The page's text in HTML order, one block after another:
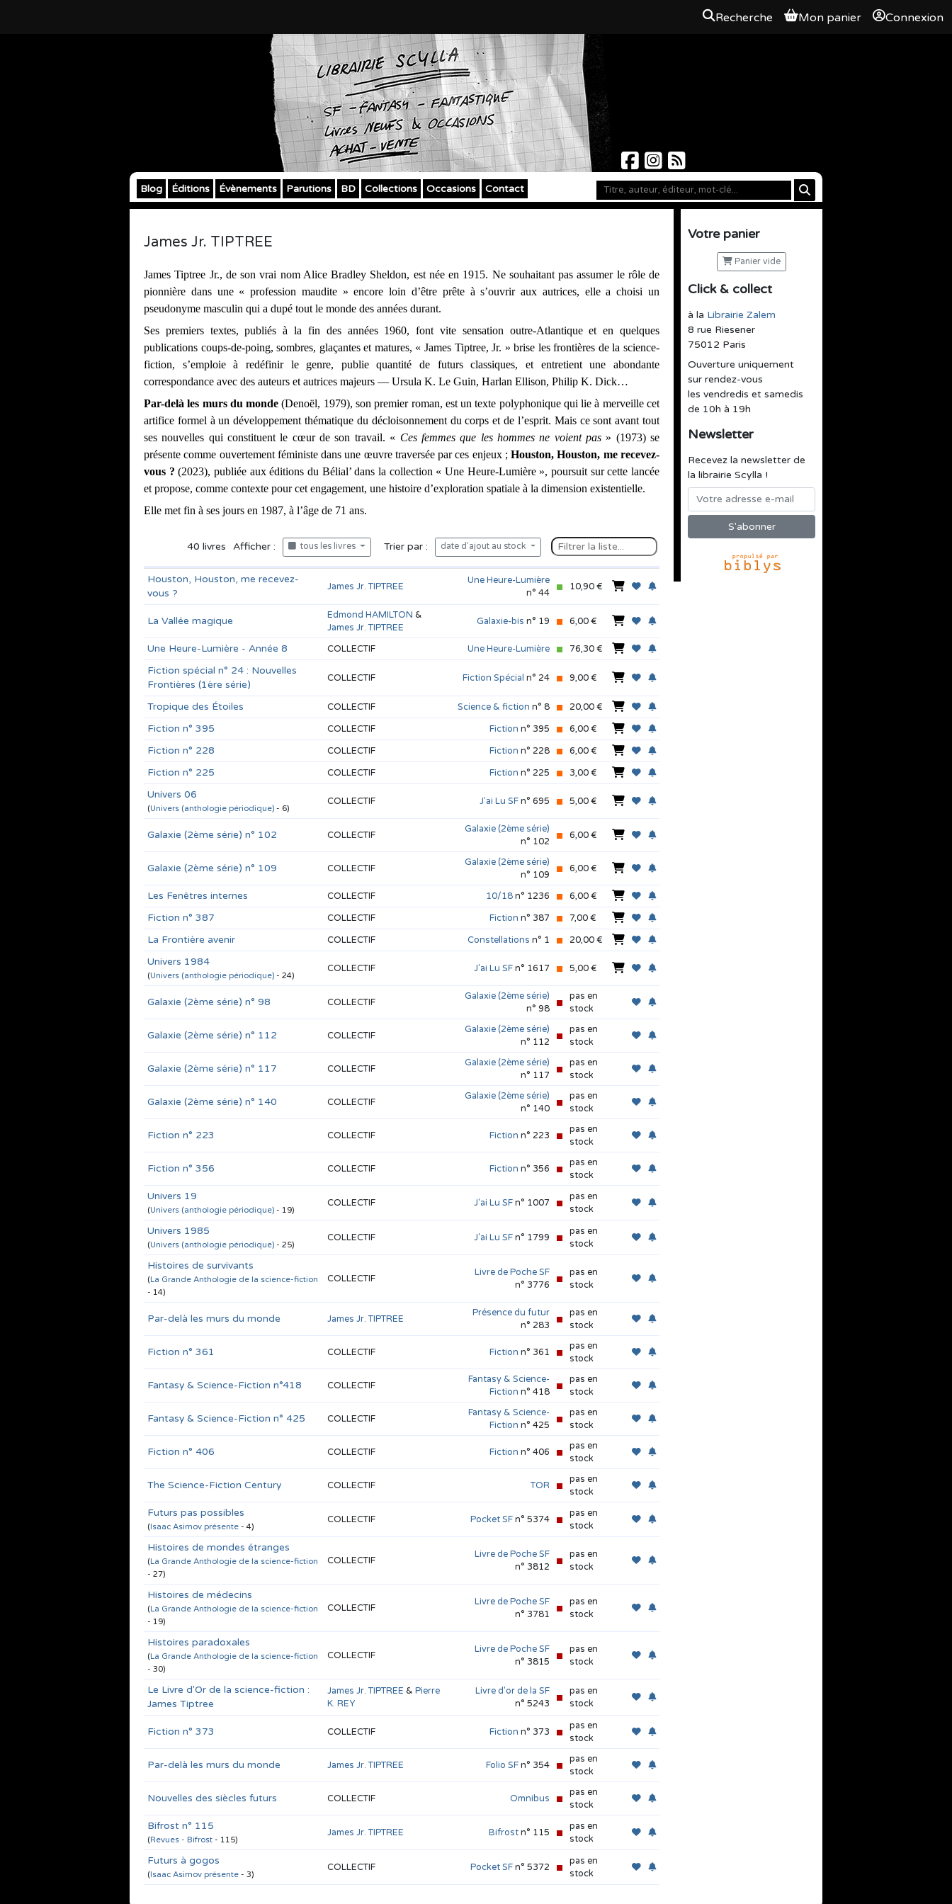
Recherche Mon panier Connexion
Blog Éditions Évènements Parutions BD Collections Occasions Contact
Votre panier
Panier vide
Click & collect
à la Librairie Zalem
8 rue Riesener
75012 Paris
Ouverture uniquement
sur rendez-vous
les vendredis et samedis
de 10h à 19h
Newsletter
Recevez la newsletter de
la librairie Scylla !
James Jr. TIPTREE
James Tiptree Jr., de son vrai nom Alice Bradley Sheldon, est née en 1915. Ne souhaitant pas assumer le rôle de
pionnière dans une « profession maudite » encore loin d’être prête à s’ouvrir aux autrices, elle a choisi un
pseudonyme masculin qui a dupé tout le monde des années durant.
Ses premiers textes, publiés à la fin des années 1960, font vite sensation outre-Atlantique et en quelques
publications coups-de-poing, sombres, glaçantes et matures, « James Tiptree, Jr. » brise les frontières de la science-
fiction, s’emploie à redéfinir le genre, publie quantité de futurs classiques, et entretient une abondante
correspondance avec des auteurs et autrices majeurs — Ursula K. Le Guin, Harlan Ellison, Philip K. Dick…
Par-delà les murs du monde (Denoël, 1979), son premier roman, est un texte polyphonique qui lie à merveille cet
artifice formel à un développement thématique du décloisonnement du corps et de l’esprit. Mais ce sont avant tout
ses nouvelles qui constituent le cœur de son travail. « Ces femmes que les hommes ne voient pas » (1973) se
présente comme ouvertement féministe dans une œuvre traversée par ces enjeux ; Houston, Houston, me recevez-
vous ? (2023), publiée aux éditions du Bélial’ dans la collection « Une Heure-Lumière », poursuit sur cette lancée
et propose, comme contexte pour cet engagement, une histoire d’exploration spatiale à la dimension existentielle.
Elle met fin à ses jours en 1987, à l’âge de 71 ans.
40 livres Afficher : tous les livres Trier par : date d'ajout au stock
Houston, Houston, me recevez-
vous ?
James Jr. TIPTREE
Une Heure-Lumière
n° 44
10,90 €
La Vallée magique Edmond HAMILTON &
James Jr. TIPTREE
Galaxie-bis n° 19 6,00 €
Une Heure-Lumière - Année 8 COLLECTIF Une Heure-Lumière 76,30 €
Fiction spécial n° 24 : Nouvelles
Frontières (1ère série)
COLLECTIF Fiction Spécial n° 24 9,00 €
Tropique des Étoiles COLLECTIF Science & fiction n° 8 20,00 €
Fiction n° 395 COLLECTIF Fiction n° 395 6,00 €
Fiction n° 228 COLLECTIF Fiction n° 228 6,00 €
Fiction n° 225 COLLECTIF Fiction n° 225 3,00 €
Univers 06
(Univers (anthologie périodique) - 6)
COLLECTIF J'ai Lu SFn° 695 5,00 €
Galaxie (2ème série) n° 102 COLLECTIF
Galaxie (2ème série)
n° 102
6,00 €
Galaxie (2ème série) n° 109 COLLECTIF
Galaxie (2ème série)
n° 109
6,00 €
Les Fenêtres internes COLLECTIF 10/18n° 1236 6,00 €
Fiction n° 387 COLLECTIF Fiction n° 387 7,00 €
La Frontière avenir COLLECTIF Constellations n° 1 20,00 €
Univers 1984
(Univers (anthologie périodique) - 24)
COLLECTIF J'ai Lu SFn° 1617 5,00 €
Galaxie (2ème série) n° 98 COLLECTIF
Galaxie (2ème série)
n° 98
pas en
stock
Galaxie (2ème série) n° 112 COLLECTIF
Galaxie (2ème série)
n° 112
pas en
stock
Galaxie (2ème série) n° 117 COLLECTIF
Galaxie (2ème série)
n° 117
pas en
stock
Galaxie (2ème série) n° 140 COLLECTIF
Galaxie (2ème série)
n° 140
pas en
stock
Fiction n° 223 COLLECTIF Fiction n° 223
pas en
stock
Fiction n° 356 COLLECTIF Fiction n° 356
pas en
stock
Univers 19
(Univers (anthologie périodique) - 19)
COLLECTIF J'ai Lu SFn° 1007
pas en
stock
Univers 1985
(Univers (anthologie périodique) - 25)
COLLECTIF J'ai Lu SFn° 1799
pas en
stock
Histoires de survivants
(La Grande Anthologie de la science-fiction
- 14)
COLLECTIF
Livre de Poche SF
n° 3776
pas en
stock
Par-delà les murs du monde James Jr. TIPTREE
Présence du futur
n° 283
pas en
stock
Fiction n° 361 COLLECTIF Fiction n° 361
pas en
stock
Fantasy & Science-Fiction n°418 COLLECTIF
Fantasy & Science-
Fiction n° 418
pas en
stock
Fantasy & Science-Fiction n° 425 COLLECTIF
Fantasy & Science-
Fiction n° 425
pas en
stock
Fiction n° 406 COLLECTIF Fiction n° 406
pas en
stock
The Science-Fiction Century COLLECTIF TOR
pas en
stock
Futurs pas possibles
(Isaac Asimov présente - 4)
COLLECTIF Pocket SFn° 5374
pas en
stock
Histoires de mondes étranges
(La Grande Anthologie de la science-fiction
- 27)
COLLECTIF
Livre de Poche SF
n° 3812
pas en
stock
Histoires de médecins
(La Grande Anthologie de la science-fiction
- 19)
COLLECTIF
Livre de Poche SF
n° 3781
pas en
stock
Histoires paradoxales
(La Grande Anthologie de la science-fiction
- 30)
COLLECTIF
Livre de Poche SF
n° 3815
pas en
stock
Le Livre d'Or de la science-fiction :
James Tiptree
James Jr. TIPTREE & Pierre
K. REY
Livre d'or de la SF
n° 5243
pas en
stock
Fiction n° 373 COLLECTIF Fiction n° 373
pas en
stock
Par-delà les murs du monde James Jr. TIPTREE Folio SFn° 354
pas en
stock
Nouvelles des siècles futurs COLLECTIF Omnibus
pas en
stock
Bifrost n° 115
(Revues - Bifrost - 115)
James Jr. TIPTREE Bifrostn° 115
pas en
stock
Futurs à gogos
(Isaac Asimov présente - 3)
COLLECTIF Pocket SFn° 5372
pas en
stock